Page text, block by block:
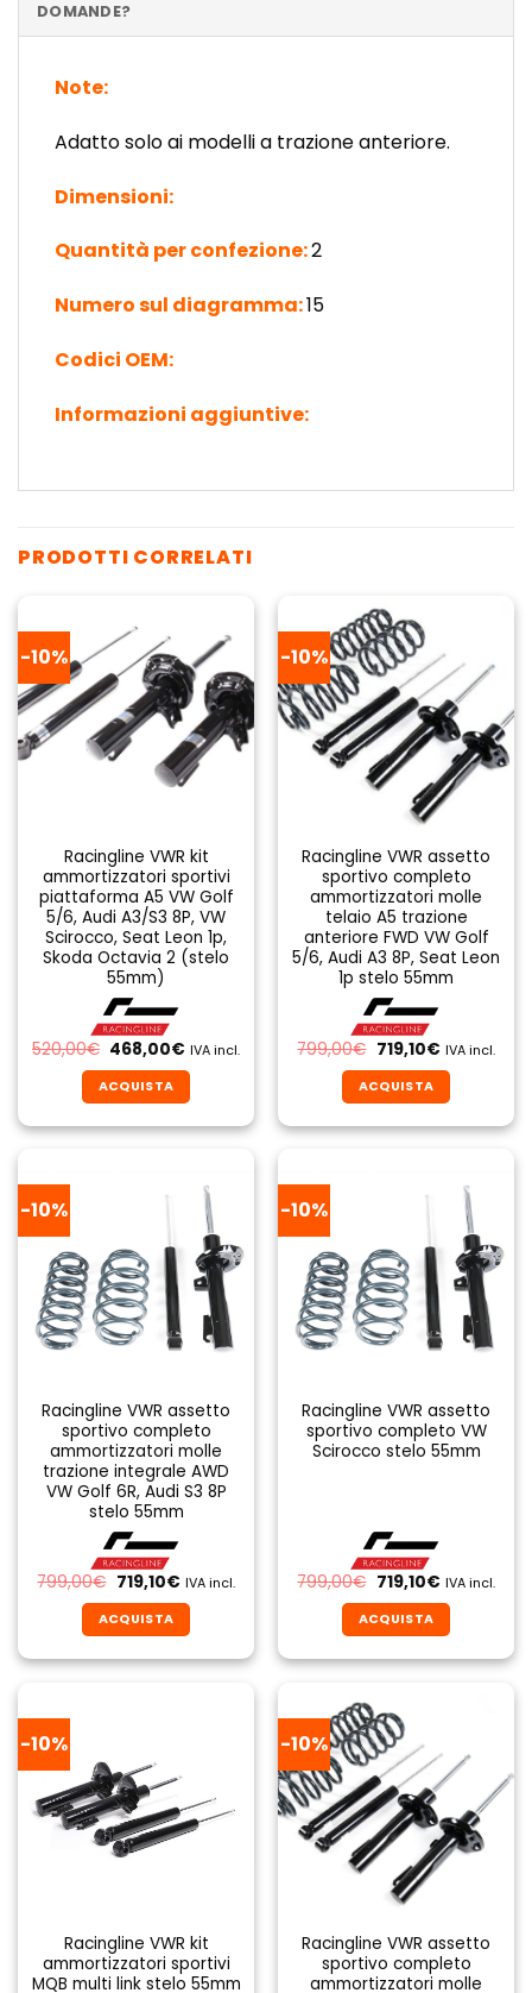
DOMANDE?
Note:
Adatto solo ai modelli a trazione anteriore.
Dimensioni:
Quantità per confezione:2
Numero sul diagramma:15
Codici OEM:
Informazioni aggiuntive:
PRODOTTI CORRELATI
-10%
Racingline VWR kit
ammortizzatori sportivi
piattaforma A5 VW Golf
5/6, Audi A3/S3 8P, VW
Scirocco, Seat Leon 1p,
Skoda Octavia 2 (stelo
55mm)
520,00€ Il
prezzo
originale
era:
520,00€.
468,00€Il
attuale
è:
468,00€.
IVA incl.
ACQUISTA
-10%
Racingline VWR assetto
sportivo completo
ammortizzatori molle
telaio A5 trazione
anteriore FWD VW Golf
5/6, Audi A3 8P, Seat Leon
1p stelo 55mm
799,00€ Il
prezzo
originale
era:
799,00€.
719,10€Il
attuale
è:
719,10€.
IVA incl.
ACQUISTA
-10%
Racingline VWR assetto
sportivo completo
ammortizzatori molle
trazione integrale AWD
VW Golf 6R, Audi S3 8P
stelo 55mm
799,00€ Il
prezzo
originale
era:
799,00€.
719,10€Il
attuale
è:
719,10€.
IVA incl.
ACQUISTA
-10%
Racingline VWR assetto
sportivo completo VW
Scirocco stelo 55mm
799,00€ Il
prezzo
originale
era:
799,00€.
719,10€Il
attuale
è:
719,10€.
IVA incl.
ACQUISTA
-10%
Racingline VWR kit
ammortizzatori sportivi
MQB multi link stelo 55mm
-10%
Racingline VWR assetto
sportivo completo
ammortizzatori molle